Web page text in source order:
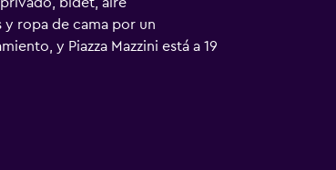
ropa de cama por un
y Piazza Mazzini está a 19